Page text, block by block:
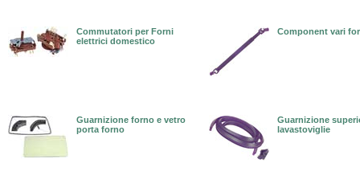
Commutatori per Forni
elettrici domestico
Component vari
Guarnizione forno e vetro
porta forno
Guarnizione
lavastoviglie